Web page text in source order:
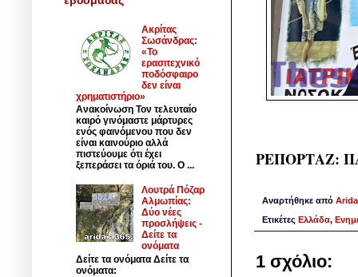
ΡΕΠΟΡΤΑΖ:
Αναρτήθηκε από
Ετικέτες Ελλάδα,
1 σχόλιο:
Ακρίτας
Σωσάνδρας:
«Το
ερασιτεχνικό
ποδόσφαιρο
δεν είναι
χρηματιστήριο»
Ανακοίνωση Τον τελευταίο
καιρό γινόμαστε μάρτυρες
ενός φαινόμενου που δεν
είναι καινούριο αλλά
πιστεύουμε ότι έχει
ξεπεράσει τα όριά του. Ο ...
Λουτρά Πόζαρ
Αλμωπίας:
Δύο νέες
προσλήψεις -
Δείτε τα
ονόματα
Δείτε τα ονόματα Δείτε τα
ονόματα: